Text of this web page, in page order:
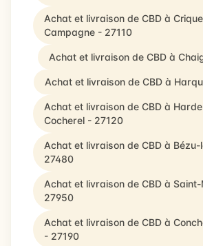
Achat et livraison de CBD à
Campagne - 27110
Achat et livraison de CBD à
Achat et livraison de CBD à
Achat et livraison de CBD à
Cocherel - 27120
Achat et livraison de CBD à
27480
Achat et livraison de CBD à
27950
Achat et livraison de CBD à
- 27190